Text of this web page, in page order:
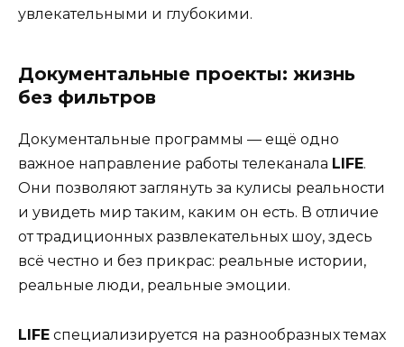
увлекательными и глубокими.
Документальные проекты: жизнь
без фильтров
Документальные программы — ещё одно
важное направление работы телеканала LIFE.
Они позволяют заглянуть за кулисы реальности
и увидеть мир таким, каким он есть. В отличие
от традиционных развлекательных шоу, здесь
всё честно и без прикрас: реальные истории,
реальные люди, реальные эмоции.
LIFE специализируется на разнообразных темах